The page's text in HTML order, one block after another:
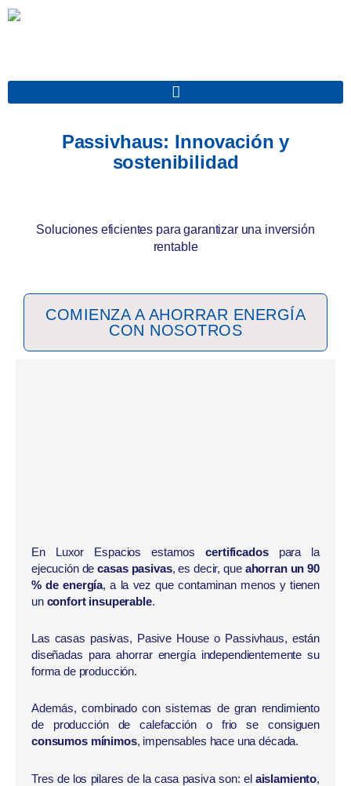
Passivhaus: Innovación y
sostenibilidad
Soluciones eficientes para garantizar una inversión
rentable
COMIENZA A AHORRAR ENERGÍA
CON NOSOTROS
En Luxor Espacios estamoscertificadospara la
ejecución decasas pasivas, es decir, que ahorran un 90
% de energía, a la vez que contaminan menos y tienen
un confort insuperable.
Las casas pasivas, Pasive House o Passivhaus, están
diseñadas para ahorrar energía independientemente su
forma de producción.
Además, combinado con sistemas de gran rendimiento
de producción de calefacción o frio se consiguen
consumos mínimos, impensables hace una década.
Tres de los pilares de la casa pasiva son: el aislamiento,